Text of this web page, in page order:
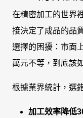
在精密加工的世界
接決定了成品的品
選擇的困擾：市面
萬元不等，到底該
根據業界統計，選
加工效率降低